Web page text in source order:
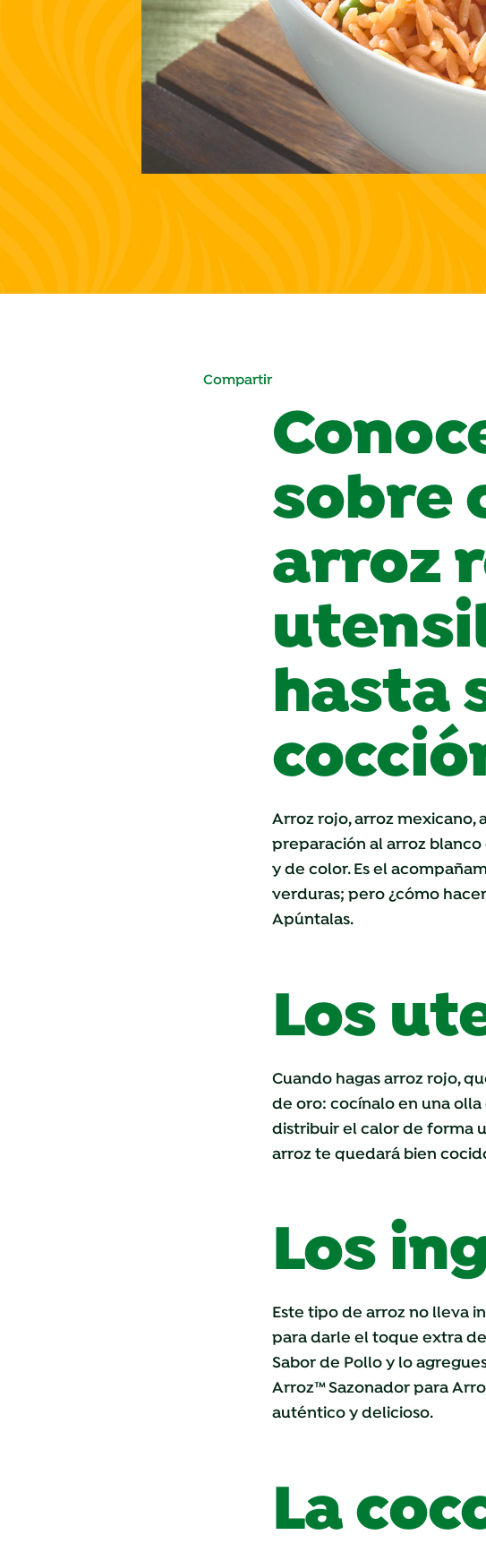
Compartir
sobre
arroz
hasta
Arroz rojo, arroz mexicano,
preparación al arroz
y de color. Es el
verduras; pero ¿cómo
Apúntalas.
Los
Cuando hagas arroz rojo,
de oro: cocínalo en una
distribuir el calor de forma
arroz te quedará bien
Los
Este tipo de arroz no lleva
para darle el toque extra
Sabor de Pollo y lo
Arroz™ Sazonador para
auténtico y delicioso.
La